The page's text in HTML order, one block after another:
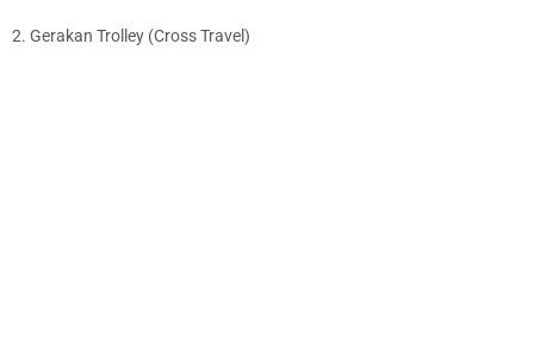
2. Gerakan Trolley (Cross Travel)